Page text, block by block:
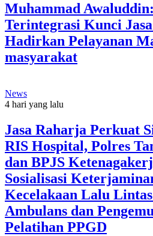
Muhammad
Terintegrasi Kunci
Hadirkan Pelayanan
masyarakat
News
4 hari yang lalu
Jasa Raharja Perkuat
RIS Hospital, Polres
dan BPJS
Sosialisasi
Kecelakaan Lalu
Ambulans dan
Pelatihan PPGD